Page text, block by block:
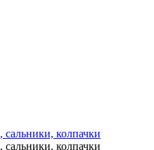
колпачки
колпачки